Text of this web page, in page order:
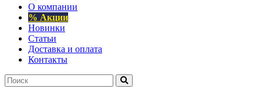
О компании
% Акции
Новинки
Статьи
Доставка и оплата
Контакты